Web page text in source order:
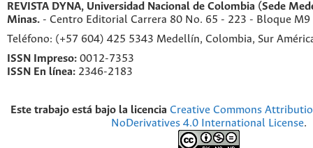
REVISTA DYNA, Universidad Nacional de Colombia (Sede
Minas. - Centro Editorial Carrera 80 No. 65 - 223 - Bloque
Teléfono: (+57 604) 425 5343 Medellín, Colombia, Sur
ISSN Impreso: 0012-7353
ISSN En línea: 2346-2183
Este trabajo está bajo la licencia Creative Commons
NoDerivatives 4.0 International License.